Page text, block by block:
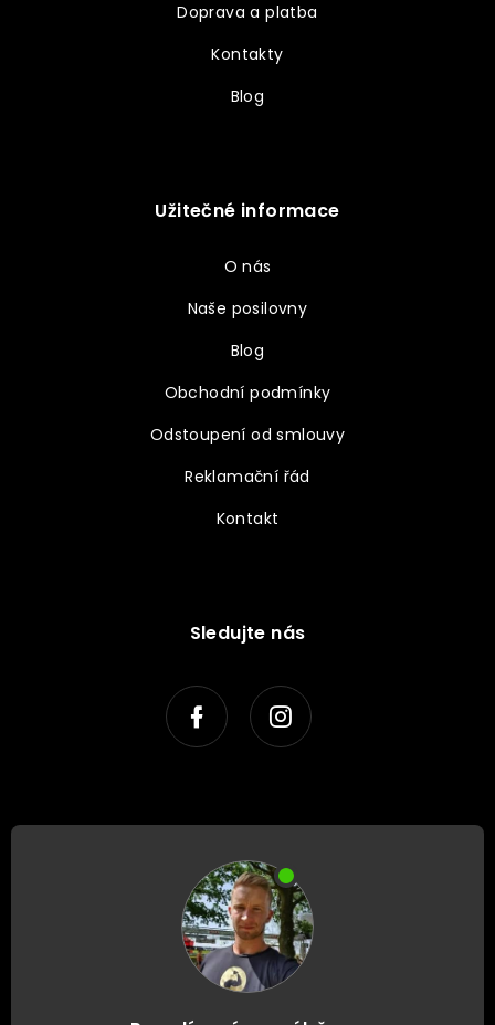
Doprava a platba
Kontakty
Blog
Užitečné informace
O nás
Naše posilovny
Blog
Obchodní podmínky
Odstoupení od smlouvy
Reklamační řád
Kontakt
Sledujte nás